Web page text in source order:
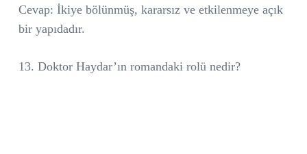
Cevap: İkiye bölünmüş, kararsız ve etkilenmeye açık
bir yapıdadır.
13. Doktor Haydar’ın romandaki rolü nedir?